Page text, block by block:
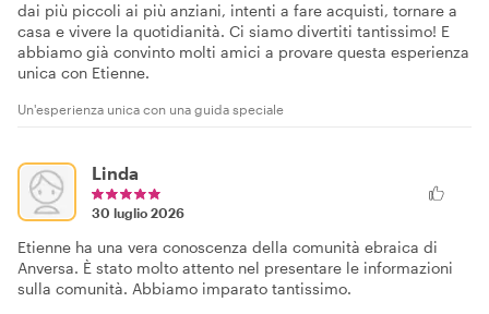
dai più piccoli ai più anziani, intenti a fare acquisti, tornare a
casa e vivere la quotidianità. Ci siamo divertiti tantissimo! E
abbiamo già convinto molti amici a provare questa esperienza
unica con Etienne.
Un'esperienza unica con una guida speciale
Linda
30 luglio 2026
Etienne ha una vera conoscenza della comunità ebraica di
Anversa. È stato molto attento nel presentare le informazioni
sulla comunità. Abbiamo imparato tantissimo.